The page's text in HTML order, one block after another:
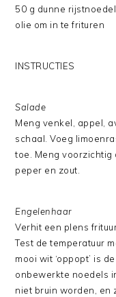
50 g dunne
olie om in te frituren
INSTRUCTIES
Salade
Meng venkel, appel,
schaal. Voeg
toe. Meng voorzichtig
peper en zout.
Engelenhaar
Verhit een plens
Test de temperatuur
mooi wit ‘oppopt’ is
onbewerkte noedels
niet bruin worden, en